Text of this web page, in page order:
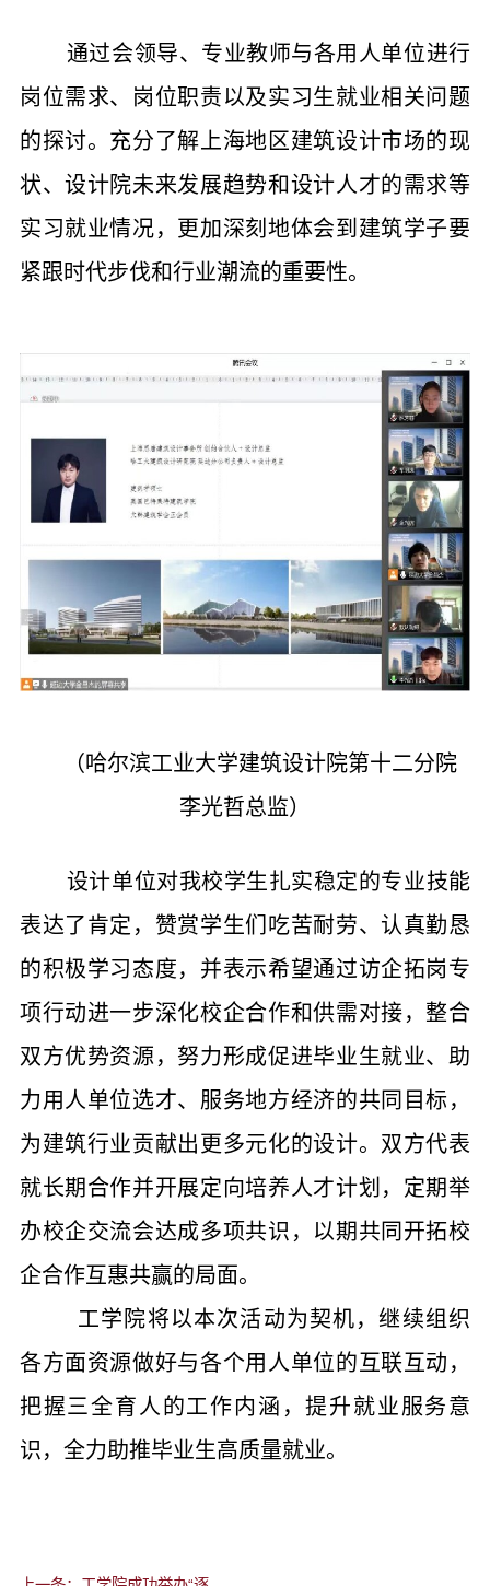
通过会领导、专业教师与各用人单位进行
岗位需求、岗位职责以及实习生就业相关问题
的探讨。充分了解上海地区建筑设计市场的现
状、设计院未来发展趋势和设计人才的需求等
实习就业情况，更加深刻地体会到建筑学子要
紧跟时代步伐和行业潮流的重要性。
（哈尔滨工业大学建筑设计院第十二分院
李光哲总监）
设计单位对我校学生扎实稳定的专业技能
表达了肯定，赞赏学生们吃苦耐劳、认真勤恳
的积极学习态度，并表示希望通过访企拓岗专
项行动进一步深化校企合作和供需对接，整合
双方优势资源，努力形成促进毕业生就业、助
力用人单位选才、服务地方经济的共同目标，
为建筑行业贡献出更多元化的设计。双方代表
就长期合作并开展定向培养人才计划，定期举
办校企交流会达成多项共识，以期共同开拓校
企合作互惠共赢的局面。
工学院将以本次活动为契机，继续组织
各方面资源做好与各个用人单位的互联互动，
把握三全育人的工作内涵，提升就业服务意
识，全力助推毕业生高质量就业。